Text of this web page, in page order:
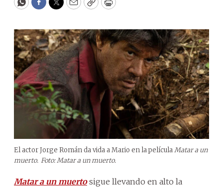
WhatsApp
Facebook
Twitter
EmailCopyPrint
El actor Jorge Román da vida a Mario en la películaMatar a un
muerto. Foto: Matar a un muerto.
Matar a un muertosigue llevando en alto la